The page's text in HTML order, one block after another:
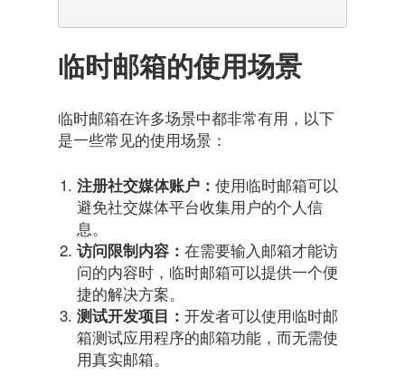
临时邮箱的使用场景
临时邮箱在许多场景中都非常有用，以下
是一些常见的使用场景：
注册社交媒体账户：使用临时邮箱可以
避免社交媒体平台收集用户的个人信
息。
访问限制内容：在需要输入邮箱才能访
问的内容时，临时邮箱可以提供一个便
捷的解决方案。
测试开发项目：开发者可以使用临时邮
箱测试应用程序的邮箱功能，而无需使
用真实邮箱。